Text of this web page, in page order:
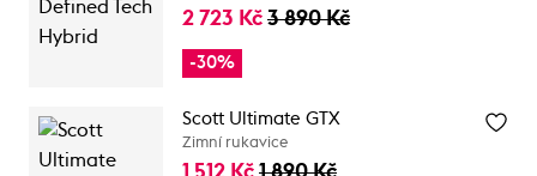
2 723 Kč 3 890 Kč
-30%
Scott Ultimate GTX
Zimní rukavice
1 512 Kč 1 890 Kč